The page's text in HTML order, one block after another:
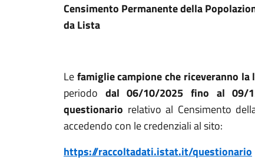
Censimento Permanente della
da Lista
Lefamiglie campione che riceveranno
periodo dal 06/10/2025 fino al 09/
questionario relativo al Censimento
accedendo con le credenziali al sito:
https://raccoltadati.istat.it/questionario